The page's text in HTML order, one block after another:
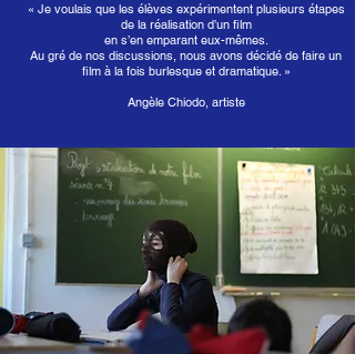
« Je voulais que les élèves expérimentent plusieurs étapes
de la réalisation d’un film
en s’en emparant eux-mêmes.
Au gré de nos discussions, nous avons décidé de faire un
film à la fois burlesque et dramatique. »
Angèle Chiodo, artiste